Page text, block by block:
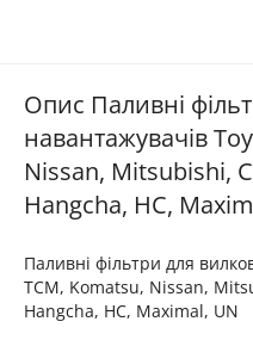
Опис Паливні
навантажувачів
Nissan, Mitsubishi,
Hangcha, HC,
Паливні фільтри для
TCM, Komatsu, Nissan,
Hangcha, HC, Maximal, UN